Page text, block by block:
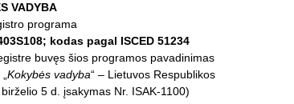
VADYBA
programa
kodas pagal ISCED 51234
buvęs šios programos pavadinimas
Kokybės vadyba“ – Lietuvos Respublikos
5 d. įsakymas Nr. ISAK-1100)